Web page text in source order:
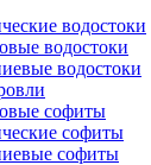
водостоки
водостоки
водостоки
софиты
софиты
софиты